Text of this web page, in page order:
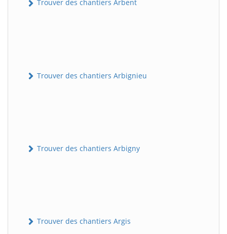
Trouver des chantiers Arbent
Trouver des chantiers Arbignieu
Trouver des chantiers Arbigny
Trouver des chantiers Argis